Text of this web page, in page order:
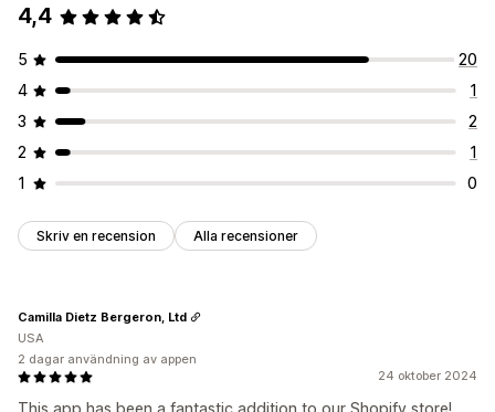
4,4
5
20
4
1
3
2
2
1
1
0
Skriv en recension Alla recensioner
24 oktober 2024
Camilla Dietz Bergeron, Ltd
USA
2 dagar användning av appen